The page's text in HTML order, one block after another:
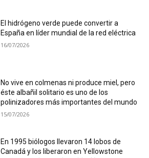
El hidrógeno verde puede convertir a
España en líder mundial de la red eléctrica
16/07/2026
No vive en colmenas ni produce miel, pero
éste albañil solitario es uno de los
polinizadores más importantes del mundo
15/07/2026
En 1995 biólogos llevaron 14 lobos de
Canadá y los liberaron en Yellowstone